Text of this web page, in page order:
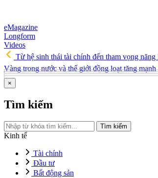
eMagazine
Longform
Videos
Từ hệ sinh thái tài chính đến tham vọng
Vàng trong nước và thế giới đồng loạt tăng mạnh
×
Tìm kiếm
Tìm kiếm
Kinh tế
Tài chính
Đầu tư
Bất động sản